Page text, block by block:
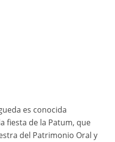
es conocida
fiesta de la Patum, que
del Patrimonio Oral y